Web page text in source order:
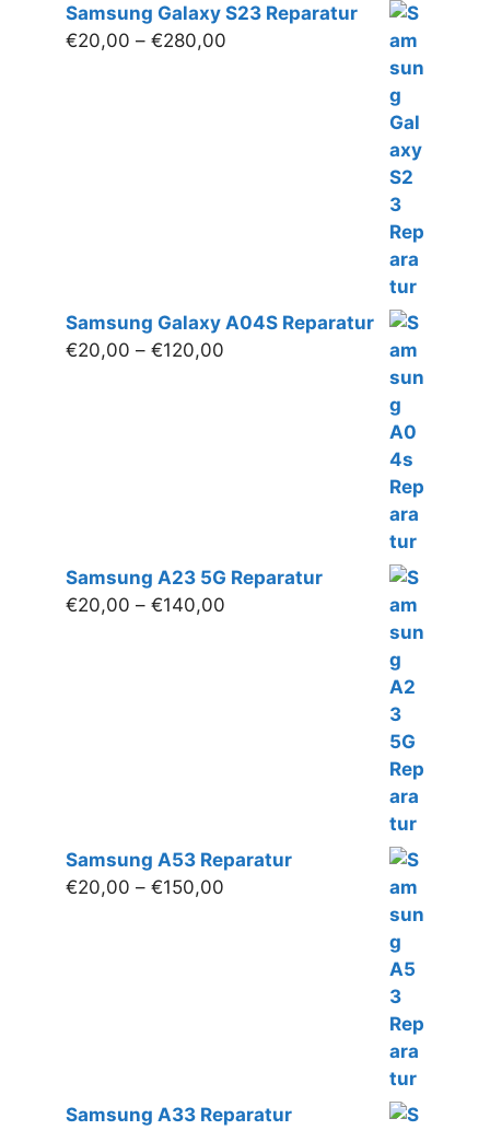
Samsung Galaxy S23 Reparatur
€20,00 – €280,00
Samsung Galaxy A04S Reparatur
€20,00 – €120,00
Samsung A23 5G Reparatur
€20,00 – €140,00
Samsung A53 Reparatur
€20,00 – €150,00
Samsung A33 Reparatur